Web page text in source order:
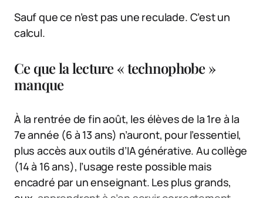
Sauf que ce n’est pas une reculade. C’est un
calcul.
Ce que la lecture « technophobe »
manque
À la rentrée de fin août, les élèves de la 1re à la
7e année (6 à 13 ans) n’auront, pour l’essentiel,
plus accès aux outils d’IA générative. Au collège
(14 à 16 ans), l’usage reste possible mais
encadré par un enseignant. Les plus grands,